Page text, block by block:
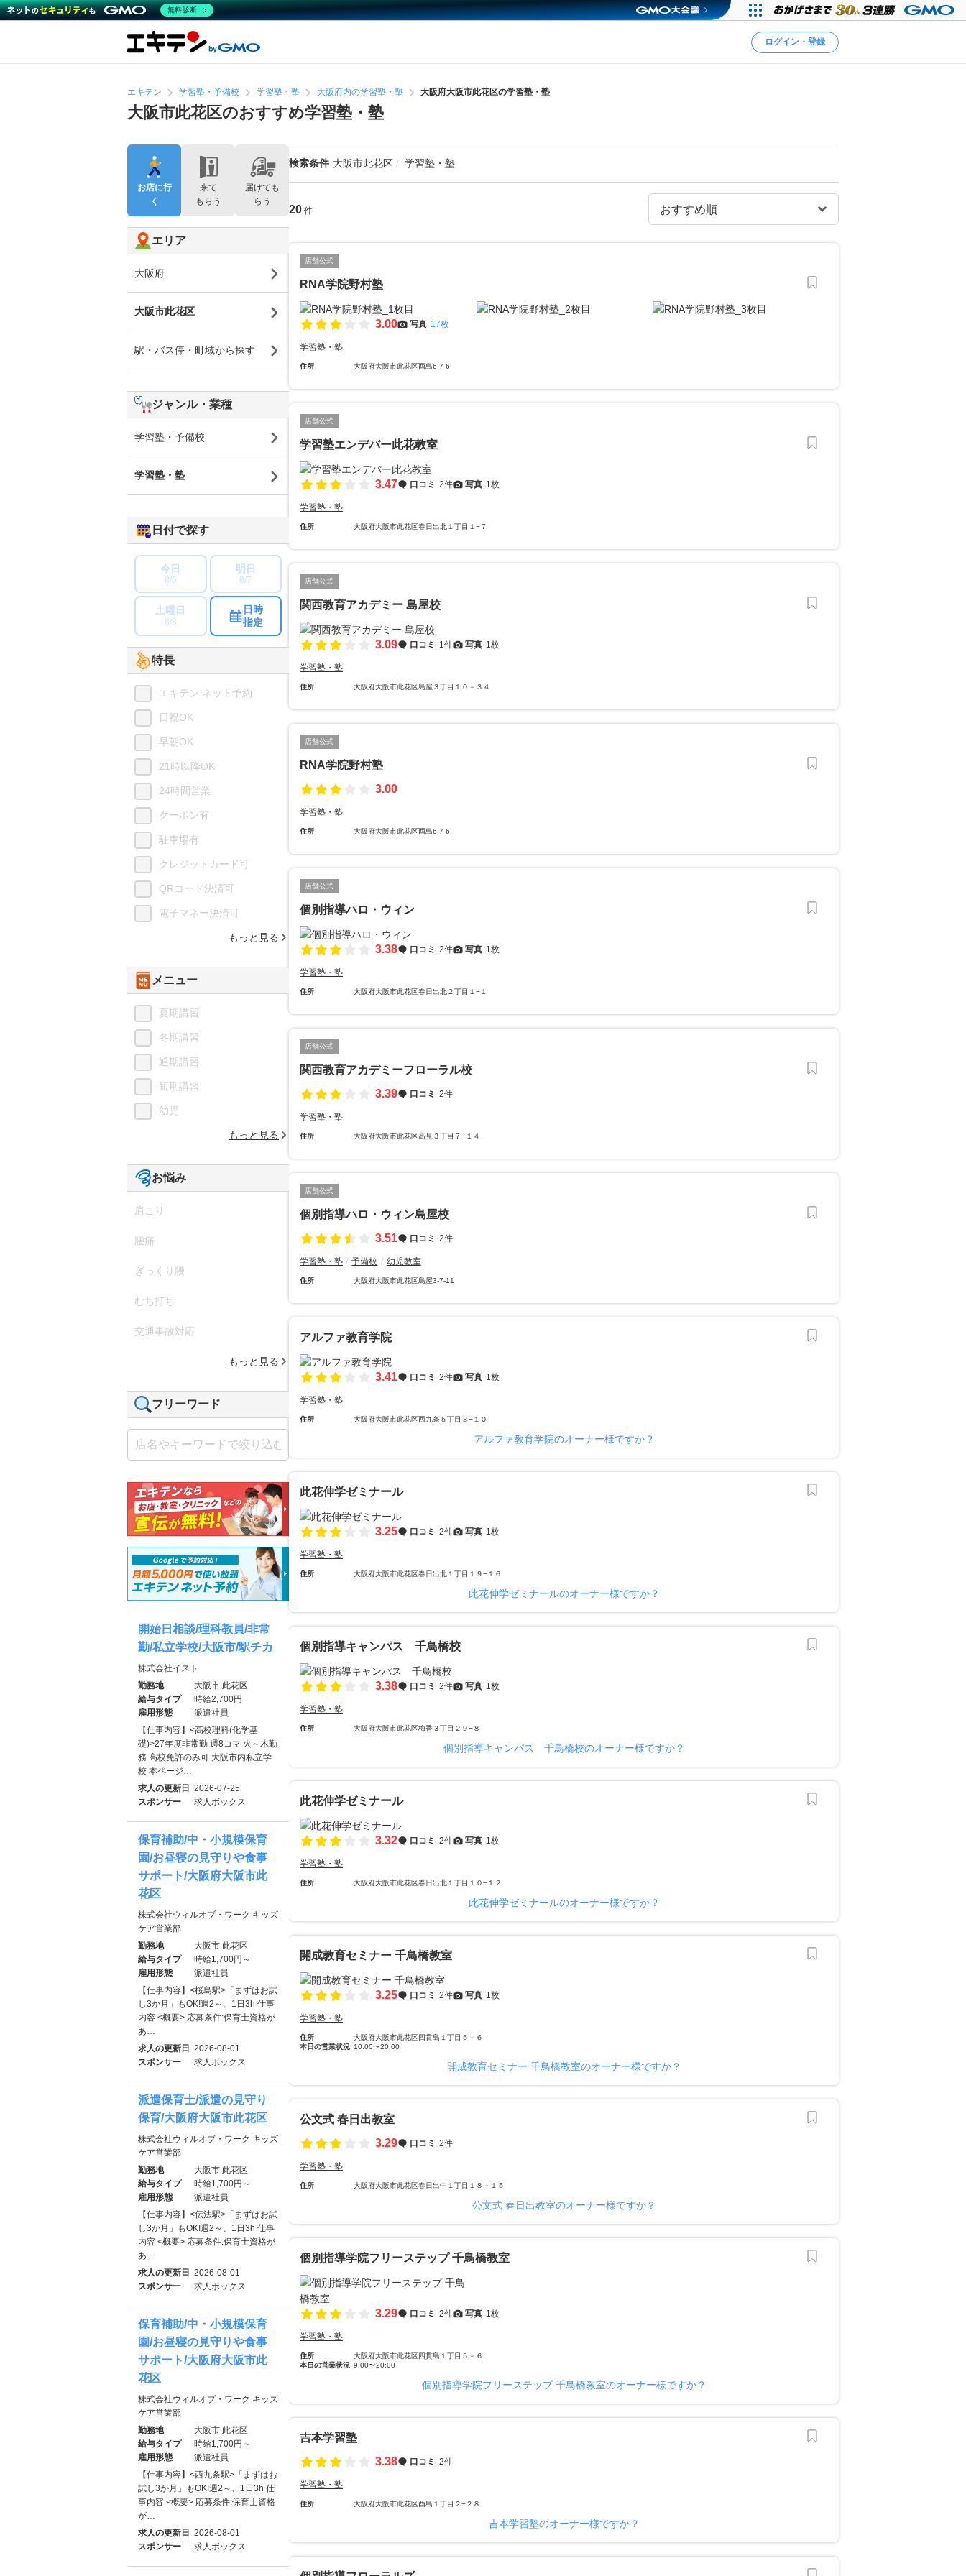
ログイン・登録
エキテン 学習塾・予備校 学習塾・塾 大阪府内の学習塾・塾 大阪府大阪市此花区の学習塾・塾
大阪市此花区のおすすめ学習塾・塾
検索条件 大阪市此花区 学習塾・塾
20 件
店舗公式
RNA学院野村塾
3.00 写真 17枚
学習塾・塾
住所 大阪府大阪市此花区酉島6-7-6
店舗公式
学習塾エンデバー此花教室
3.47 口コミ 2件 写真 1枚
学習塾・塾
住所 大阪府大阪市此花区春日出北１丁目１−７
店舗公式
関西教育アカデミー 島屋校
3.09 口コミ 1件 写真 1枚
学習塾・塾
住所 大阪府大阪市此花区島屋３丁目１０－３４
店舗公式
RNA学院野村塾
3.00
学習塾・塾
住所 大阪府大阪市此花区酉島6-7-6
店舗公式
個別指導ハロ・ウィン
3.38 口コミ 2件 写真 1枚
学習塾・塾
住所 大阪府大阪市此花区春日出北２丁目１−１
店舗公式
関西教育アカデミーフローラル校
3.39
口コミ 2件
学習塾・塾
住所 大阪府大阪市此花区高見３丁目７−１４
店舗公式
個別指導ハロ・ウィン島屋校
3.51
口コミ 2件
学習塾・塾 予備校 幼児教室
住所 大阪府大阪市此花区島屋3-7-11
アルファ教育学院
3.41 口コミ 2件 写真 1枚
学習塾・塾
住所 大阪府大阪市此花区西九条５丁目３−１０
アルファ教育学院のオーナー様ですか？
此花伸学ゼミナール
3.25 口コミ 2件 写真 1枚
学習塾・塾
住所 大阪府大阪市此花区春日出北１丁目１９−１６
此花伸学ゼミナールのオーナー様ですか？
個別指導キャンパス 千鳥橋校
3.38 口コミ 2件 写真 1枚
学習塾・塾
住所 大阪府大阪市此花区梅香３丁目２９−８
個別指導キャンパス 千鳥橋校のオーナー様ですか？
此花伸学ゼミナール
3.32 口コミ 2件 写真 1枚
学習塾・塾
住所 大阪府大阪市此花区春日出北１丁目１０−１２
此花伸学ゼミナールのオーナー様ですか？
開成教育セミナー 千鳥橋教室
3.25 口コミ 2件 写真 1枚
学習塾・塾
住所
大阪府大阪市此花区四貫島１丁目５－６
本日の営業状況 10:00〜20:00
開成教育セミナー 千鳥橋教室のオーナー様ですか？
公文式 春日出教室
3.29
口コミ 2件
学習塾・塾
住所 大阪府大阪市此花区春日出中１丁目１８－１５
公文式 春日出教室のオーナー様ですか？
個別指導学院フリーステップ 千鳥橋教室
3.29 口コミ 2件 写真 1枚
学習塾・塾
住所
大阪府大阪市此花区四貫島１丁目５－６
本日の営業状況 9:00〜20:00
個別指導学院フリーステップ 千鳥橋教室のオーナー様ですか？
吉本学習塾
3.38
口コミ 2件
学習塾・塾
住所 大阪府大阪市此花区酉島１丁目２−２８
吉本学習塾のオーナー様ですか？
お店に行
く
来て
もらう
届けても
らう
エリア
大阪府
大阪市此花区
駅・バス停・町域から探す
ジャンル・業種
学習塾・予備校
学習塾・塾
日付で探す
今日
8/6
明日
8/7
土曜日
8/8
日時
指定
特長
エキテン ネット予約
日祝OK
早朝OK
21時以降OK
24時間営業
クーポン有
駐車場有
クレジットカード可
QRコード決済可
電子マネー決済可
もっと見る
メニュー
夏期講習
冬期講習
通期講習
短期講習
幼児
もっと見る
お悩み
肩こり
腰痛
ぎっくり腰
むち打ち
交通事故対応
もっと見る
フリーワード
開始日相談/理科教員/非常
勤/私立学校/大阪市/駅チカ
株式会社イスト
勤務地
大阪市 此花区
給与タイプ
時給2,700円
雇用形態
派遣社員
【仕事内容】<高校理科(化学基
礎)>27年度非常勤 週8コマ 火～木勤
務 高校免許のみ可 大阪市内私立学
校 本ページ…
求人の更新日 2026-07-25
スポンサー
求人ボックス
保育補助/中・小規模保育
園/お昼寝の見守りや食事
サポート/大阪府大阪市此
花区
株式会社ウィルオブ・ワーク キッズ
ケア営業部
勤務地
大阪市 此花区
給与タイプ
時給1,700円～
雇用形態
派遣社員
【仕事内容】<桜島駅>「まずはお試
し3か月」もOK!週2～、1日3h 仕事
内容 <概要> 応募条件:保育士資格が
あ…
求人の更新日 2026-08-01
スポンサー
求人ボックス
派遣保育士/派遣の見守り
保育/大阪府大阪市此花区
株式会社ウィルオブ・ワーク キッズ
ケア営業部
勤務地
大阪市 此花区
給与タイプ
時給1,700円～
雇用形態
派遣社員
【仕事内容】<伝法駅>「まずはお試
し3か月」もOK!週2～、1日3h 仕事
内容 <概要> 応募条件:保育士資格が
あ…
求人の更新日 2026-08-01
スポンサー
求人ボックス
保育補助/中・小規模保育
園/お昼寝の見守りや食事
サポート/大阪府大阪市此
花区
株式会社ウィルオブ・ワーク キッズ
ケア営業部
勤務地
大阪市 此花区
給与タイプ
時給1,700円～
雇用形態
派遣社員
【仕事内容】<西九条駅>「まずはお
試し3か月」もOK!週2～、1日3h 仕
事内容 <概要> 応募条件:保育士資格
が…
求人の更新日 2026-08-01
スポンサー
求人ボックス
無料診断